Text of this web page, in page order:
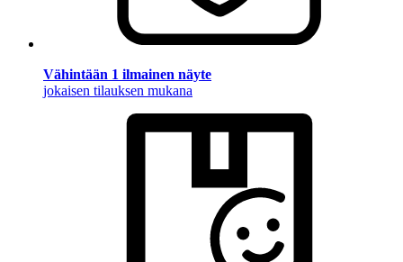
Vähintään 1 ilmainen näyte
jokaisen tilauksen mukana